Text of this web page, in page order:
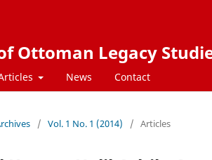
Ottoman Legacy
News Contact
/ Vol. 1 No. 1 (2014) / Articles